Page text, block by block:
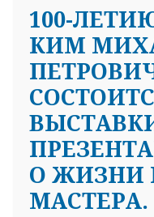
100-
КИМ
О ЖИЗНИ
МАСТЕРА.